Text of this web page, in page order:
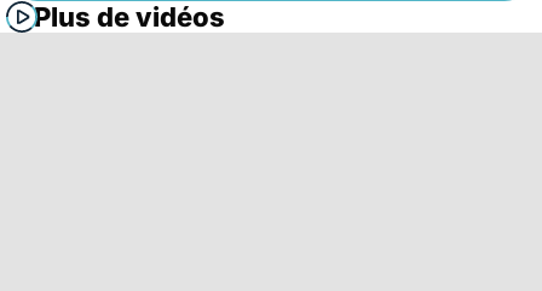
Plus de vidéos